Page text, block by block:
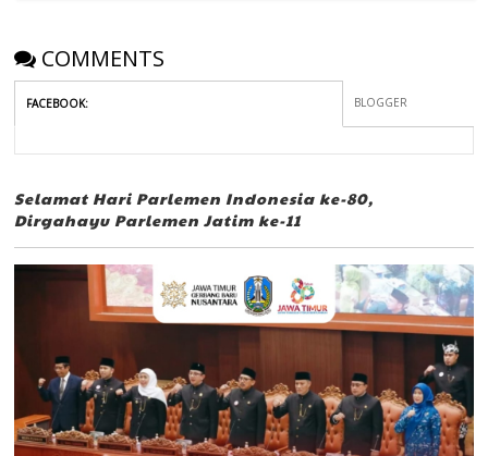
COMMENTS
FACEBOOK: BLOGGER
Selamat Hari Parlemen Indonesia ke-80,
Dirgahayu Parlemen Jatim ke-11